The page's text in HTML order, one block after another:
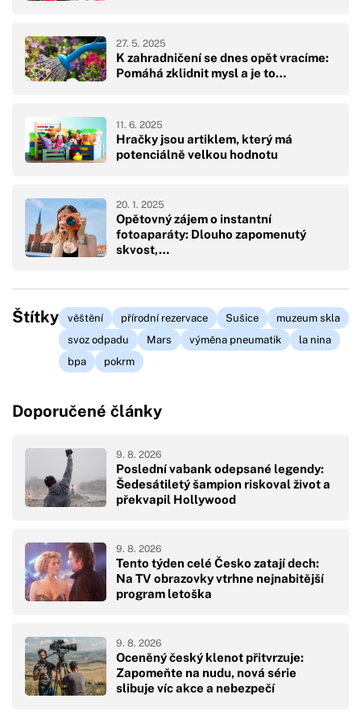
K zahradničení se dnes opět vracíme:
Pomáhá zklidnit mysl a je to…
27. 5. 2025
Hračky jsou artiklem, který má
potenciálně velkou hodnotu
11. 6. 2025
Opětovný zájem o instantní
fotoaparáty: Dlouho zapomenutý
skvost,…
20. 1. 2025
Štítky věštění přírodní rezervace Sušice
muzeum skla
svoz odpadu
Mars výměna pneumatik
la nina
bpa
pokrm
Doporučené články
Poslední vabank odepsané legendy:
Šedesátiletý šampion riskoval život a
překvapil Hollywood
9. 8. 2026
Tento týden celé Česko zatají dech:
Na TV obrazovky vtrhne nejnabitější
program letoška
9. 8. 2026
Oceněný český klenot přitvrzuje:
Zapomeňte na nudu, nová série
slibuje víc akce a nebezpečí
9. 8. 2026